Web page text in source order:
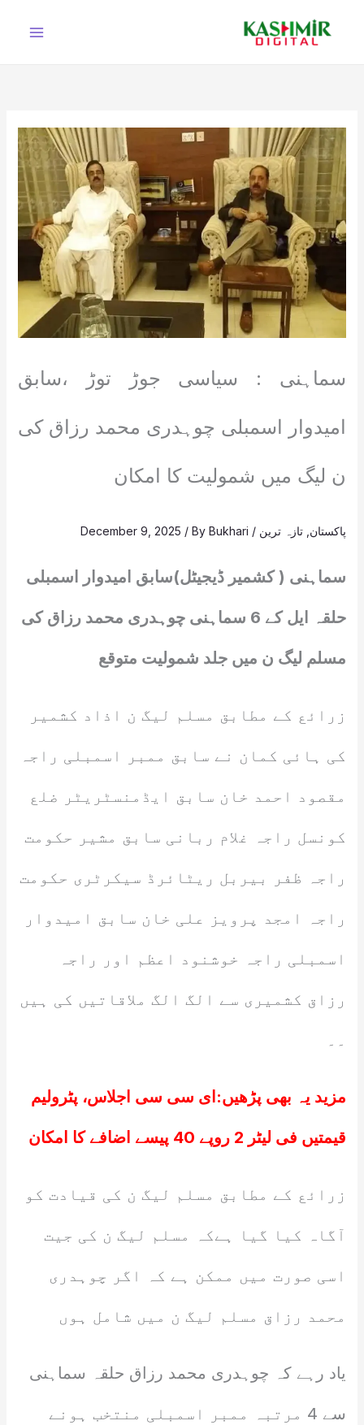
سماہنی : سیاسی جوڑ توڑ ،سابق
امیدوار اسمبلی چوہدری محمد رزاق کی
ن لیگ میں شمولیت کا امکان
پاکستان تازہ ترین /
December 9, 2025 / ByBukhari
سماہنی ( کشمیر ڈیجیٹل)سابق امیدوار اسمبلی
حلقہ ایل کے 6 سماہنی چوہدری محمد رزاق کی
مسلم لیگ ن میں جلد شمولیت متوقع
زرائع کے مطابق مسلم لیگ ن اذاد کشمیر
کی ہائی کمان نے سابق ممبر اسمبلی راجہ
مقصود احمد خان سابق ایڈمنسٹریٹر ضلع
کونسل راجہ غلام ربانی سابق مشیر حکومت
راجہ ظفر بیربل ریٹائرڈ سیکرٹری حکومت
راجہ امجد پرویز علی خان سابق امیدوار
اسمبلی راجہ خوشنود اعظم اور راجہ
رزاق کشمیری سے الگ الگ ملاقاتیں کی ہیں
۔۔
مزید یہ بھی پڑھیں: ای سی سی اجلاس، پٹرولیم
قیمتیں فی لیٹر 2 روپے 40 پیسے اضافے کا امکان
زرائع کے مطابق مسلم لیگ ن کی قیادت کو
آگاہ کیا گیا ہےکہ مسلم لیگ ن کی جیت
اسی صورت میں ممکن ہے کہ اگر چوہدری
محمد رزاق مسلم لیگ ن میں شامل ہوں
یاد رہے کہ چوہدری محمد رزاق حلقہ سماہنی
سے 4 مرتبہ ممبر اسمبلی منتخب ہونے